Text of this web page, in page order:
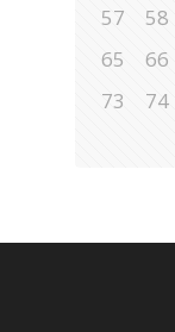
57
58
65
66
73
74